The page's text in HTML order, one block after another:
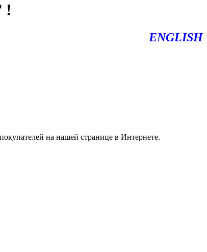
!
ENGLISH
на нашей странице в Интернете.